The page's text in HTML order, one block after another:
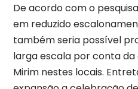
De acordo com o
em reduzido
também seria possível
larga escala por conta
Mirim nestes locais.